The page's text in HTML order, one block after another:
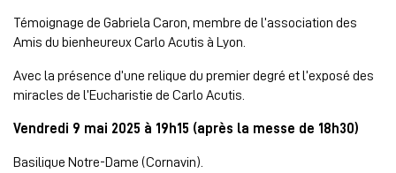
Témoignage de Gabriela Caron, membre de l’association des
Amis du bienheureux Carlo Acutis à Lyon.
Avec la présence d’une relique du premier degré et l’exposé des
miracles de l’Eucharistie de Carlo Acutis.
Vendredi 9 mai 2025 à 19h15 (après la messe de 18h30)
Basilique Notre-Dame (Cornavin).